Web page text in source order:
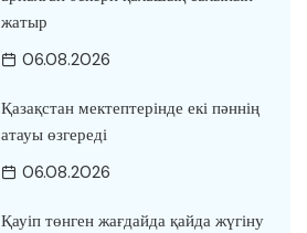
жатыр
06.08.2026
Қазақстан мектептерінде екі пәннің
атауы өзгереді
06.08.2026
Қауіп төнген жағдайда қайда жүгіну